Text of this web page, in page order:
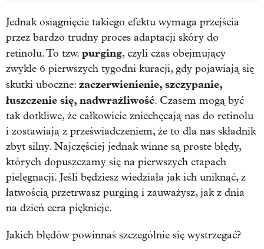
Jednak osiągnięcie takiego efektu wymaga przejścia
przez bardzo trudny proces adaptacji skóry do
retinolu. To tzw. purging, czyli czas obejmujący
zwykle 6 pierwszych tygodni kuracji, gdy pojawiają się
skutki uboczne: zaczerwienienie, szczypanie,
łuszczenie się, nadwrażliwość. Czasem mogą być
tak dotkliwe, że całkowicie zniechęcają nas do retinolu
i zostawiają z przeświadczeniem, że to dla nas składnik
zbyt silny. Najczęściej jednak winne są proste błędy,
których dopuszczamy się na pierwszych etapach
pielęgnacji. Jeśli będziesz wiedziała jak ich uniknąć, z
łatwością przetrwasz purging i zauważysz, jak z dnia
na dzień cera pięknieje.
Jakich błędów powinnaś szczególnie się wystrzegać?